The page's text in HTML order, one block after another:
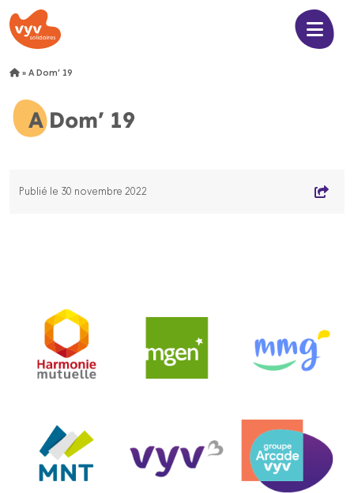
» A Dom’ 19
A Dom’ 19
Publié le 30 novembre 2022